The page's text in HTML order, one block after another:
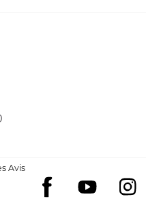
Facebook
YouTube
Avis